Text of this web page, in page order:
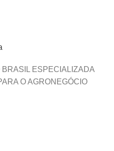
ESPECIALIZADA
O AGRONEGÓCIO